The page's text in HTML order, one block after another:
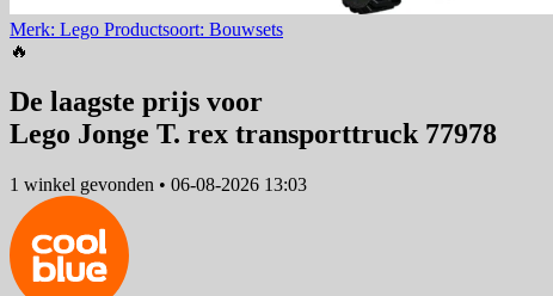
Merk: Lego Productsoort: Bouwsets
🔥
De laagste prijs voor
Lego Jonge T. rex transporttruck 77978
1 winkel gevonden • 06-08-2026 13:03